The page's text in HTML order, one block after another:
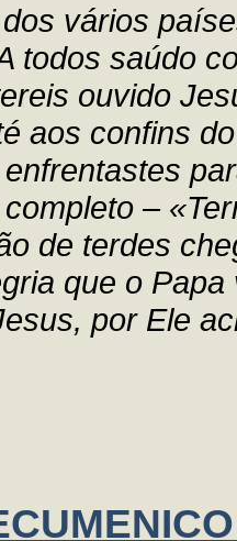
vários
todos saúdo
ouvido
aos confins
–
de terdes
que o
por Ele